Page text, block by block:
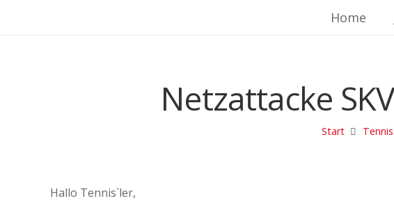
Home
Netzattacke
Start Tennis
Hallo Tennis`ler,